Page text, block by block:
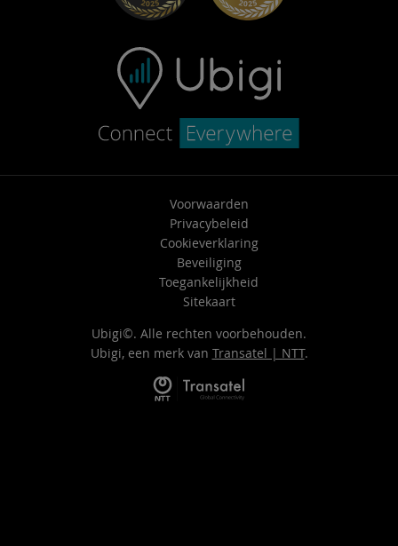
Voorwaarden
Privacybeleid
Cookieverklaring
Beveiliging
Toegankelijkheid
Sitekaart
Ubigi©. Alle rechten voorbehouden.
Ubigi, een merk van Transatel | NTT.